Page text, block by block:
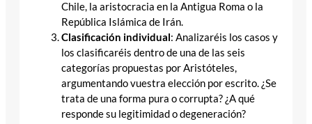
Chile, la aristocracia en la Antigua Roma o la
República Islámica de Irán.
Clasificación individual: Analizaréis los casos y
los clasificaréis dentro de una de las seis
categorías propuestas por Aristóteles,
argumentando vuestra elección por escrito. ¿Se
trata de una forma pura o corrupta? ¿A qué
responde su legitimidad o degeneración?